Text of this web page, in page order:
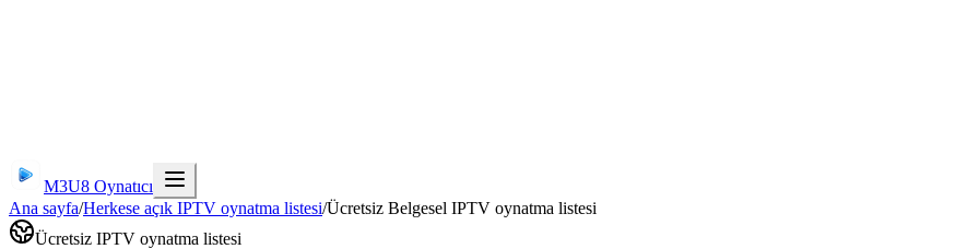
M3U8 Oynatıcı
Ana sayfa/Herkese açık IPTV oynatma listesi/Ücretsiz Belgesel IPTV oynatma listesi
Ücretsiz IPTV oynatma listesi